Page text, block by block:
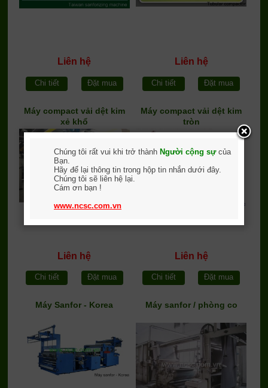
Liên hệ
Chi tiết Đặt mua
Liên hệ
Chi tiết Đặt mua
Máy compact vải dệt kim
xẻ khổ
Liên hệ
Chi tiết Đặt mua
Máy compact vải dệt kim
tròn
Liên hệ
Chi tiết Đặt mua
Máy Sanfor - Korea Máy sanfor / phòng co
Chúng tôi rất vui khi trở thành Người cộng sựcủa
Bạn.
Hãy để lại thông tin trong hộp tin nhắn dưới đây.
Chúng tôi sẽ liên hệ lại.
Cám ơn bạn !
www.ncsc.com.vn